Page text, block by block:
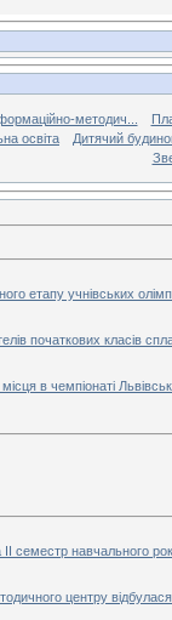
методич...
освіта
Дитячий
етапу учнівських
початкових класів
в чемпіонаті
семестр навчального
центру